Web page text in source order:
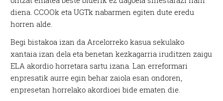
diena. CCOOk eta UGTk nabarmen egiten dute eredu
horren alde.
Begi bistakoa izan da Arcelorreko kasua sekulako
xantaia izan dela eta benetan kezkagarria iruditzen zaigu
ELA akordio horretara sartu izana. Lan erreformari
enpresatik aurre egin behar zaiola esan ondoren,
enpresetan horrelako akordioei bide ematen die.